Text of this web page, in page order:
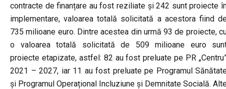
contracte de finanțare au fost reziliate și 242 sunt proiecte
implementare, valoarea totală solicitată a acestora fiind
735 milioane euro. Dintre acestea din urmă 93 de proiecte,
o valoarea totală solicitată de 509 milioane euro
proiecte etapizate, astfel: 82 au fost preluate pe PR
2021 – 2027, iar 11 au fost preluate pe Programul
și Programul Operațional Incluziune și Demnitate Socială.